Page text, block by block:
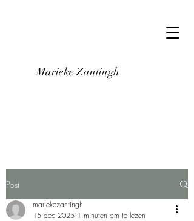
Marieke Zantingh
Post
mariekezantingh
15 dec 2025 1 minuten om te lezen